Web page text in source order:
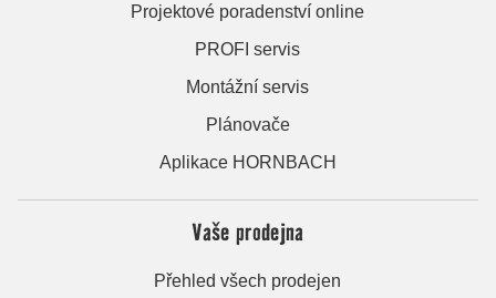
Projektové poradenství online
PROFI servis
Montážní servis
Plánovače
Aplikace HORNBACH
Vaše prodejna
Přehled všech prodejen